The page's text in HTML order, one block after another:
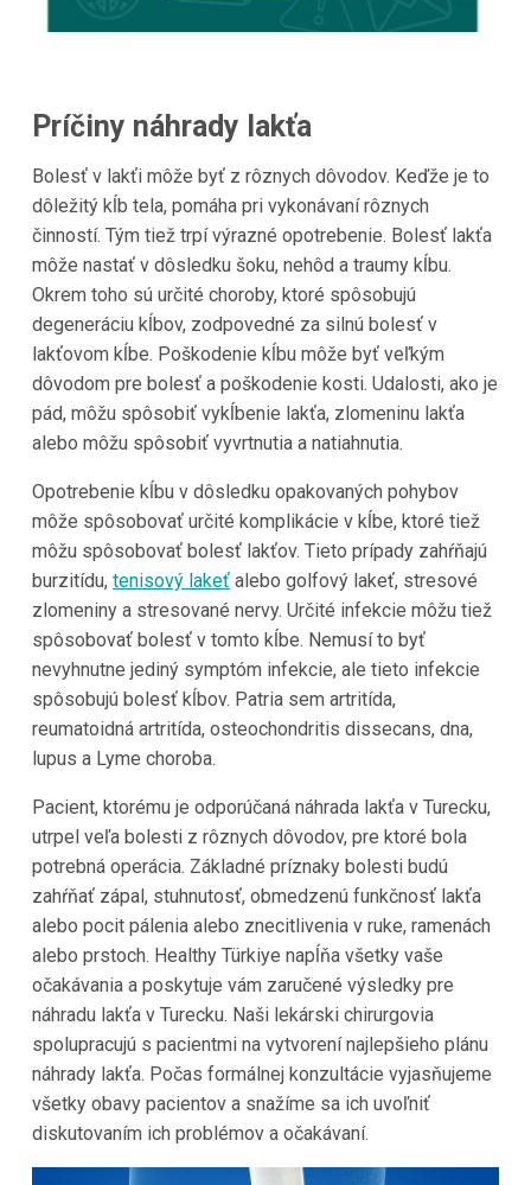
Príčiny náhrady lakťa
Bolesť v lakťi môže byť z rôznych dôvodov. Keďže je to
dôležitý kĺb tela, pomáha pri vykonávaní rôznych
činností. Tým tiež trpí výrazné opotrebenie. Bolesť lakťa
môže nastať v dôsledku šoku, nehôd a traumy kĺbu.
Okrem toho sú určité choroby, ktoré spôsobujú
degeneráciu kĺbov, zodpovedné za silnú bolesť v
lakťovom kĺbe. Poškodenie kĺbu môže byť veľkým
dôvodom pre bolesť a poškodenie kosti. Udalosti, ako je
pád, môžu spôsobiť vykĺbenie lakťa, zlomeninu lakťa
alebo môžu spôsobiť vyvrtnutia a natiahnutia.
Opotrebenie kĺbu v dôsledku opakovaných pohybov
môže spôsobovať určité komplikácie v kĺbe, ktoré tiež
môžu spôsobovať bolesť lakťov. Tieto prípady zahŕňajú
burzitídu, tenisový lakeťalebo golfový lakeť, stresové
zlomeniny a stresované nervy. Určité infekcie môžu tiež
spôsobovať bolesť v tomto kĺbe. Nemusí to byť
nevyhnutne jediný symptóm infekcie, ale tieto infekcie
spôsobujú bolesť kĺbov. Patria sem artritída,
reumatoidná artritída, osteochondritis dissecans, dna,
lupus a Lyme choroba.
Pacient, ktorému je odporúčaná náhrada lakťa v Turecku,
utrpel veľa bolesti z rôznych dôvodov, pre ktoré bola
potrebná operácia. Základné príznaky bolesti budú
zahŕňať zápal, stuhnutosť, obmedzenú funkčnosť lakťa
alebo pocit pálenia alebo znecitlivenia v ruke, ramenách
alebo prstoch. Healthy Türkiye napĺňa všetky vaše
očakávania a poskytuje vám zaručené výsledky pre
náhradu lakťa v Turecku. Naši lekárski chirurgovia
spolupracujú s pacientmi na vytvorení najlepšieho plánu
náhrady lakťa. Počas formálnej konzultácie vyjasňujeme
všetky obavy pacientov a snažíme sa ich uvoľniť
diskutovaním ich problémov a očakávaní.